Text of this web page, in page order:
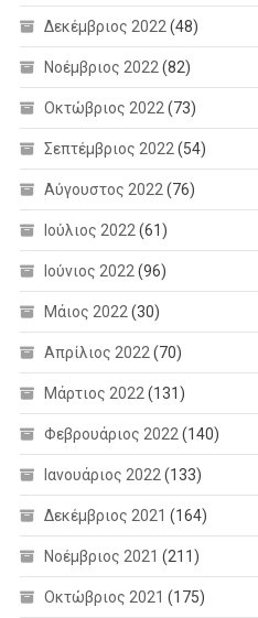
Δεκέμβριος 2022 (48)
Νοέμβριος 2022 (82)
Οκτώβριος 2022 (73)
Σεπτέμβριος 2022 (54)
Αύγουστος 2022 (76)
Ιούλιος 2022 (61)
Ιούνιος 2022 (96)
Μάιος 2022 (30)
Απρίλιος 2022 (70)
Μάρτιος 2022 (131)
Φεβρουάριος 2022 (140)
Ιανουάριος 2022 (133)
Δεκέμβριος 2021 (164)
Νοέμβριος 2021 (211)
Οκτώβριος 2021 (175)